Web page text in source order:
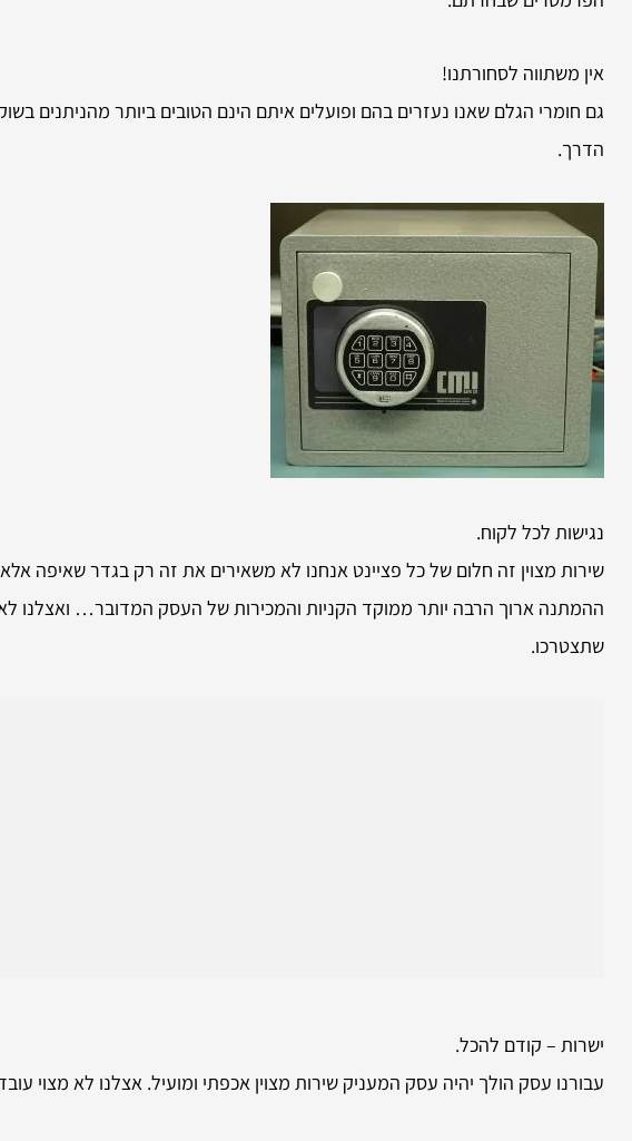
אין משתווה לסחורתנו!
גם חומרי הגלם שאנו נעזרים בהם ופועלים איתם הינם הטובים ביותר מהניתנים
הדרך.
נגישות לכל לקוח.
שירות מצוין זה חלום של כל פציינט אנחנו לא משאירים את זה רק בגדר שאיפה
ההמתנה ארוך הרבה יותר ממוקד הקניות והמכירות של העסק המדובר… ואצלנו
שתצטרכו.
ישרות – קודם להכל.
עבורנו עסק הולך יהיה עסק המעניק שירות מצוין אכפתי ומועיל. אצלנו לא מצוי